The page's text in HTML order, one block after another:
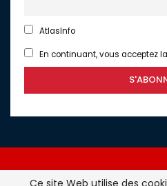
AtlasInfo
En continuant, vous acceptez
Ce site Web utilise des